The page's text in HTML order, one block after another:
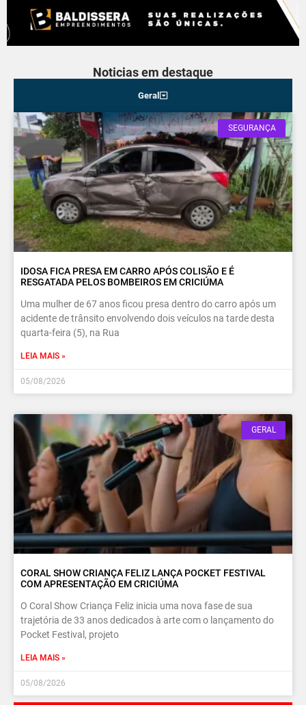
Noticias em destaque
Geral
SEGURANÇA
IDOSA FICA PRESA EM CARRO APÓS COLISÃO E É
RESGATADA PELOS BOMBEIROS EM CRICIÚMA
Uma mulher de 67 anos ficou presa dentro do carro após um
acidente de trânsito envolvendo dois veículos na tarde desta
quarta-feira (5), na Rua
LEIA MAIS »
05/08/2026
GERAL
CORAL SHOW CRIANÇA FELIZ LANÇA POCKET FESTIVAL
COM APRESENTAÇÃO EM CRICIÚMA
O Coral Show Criança Feliz inicia uma nova fase de sua
trajetória de 33 anos dedicados à arte com o lançamento do
Pocket Festival, projeto
LEIA MAIS »
05/08/2026